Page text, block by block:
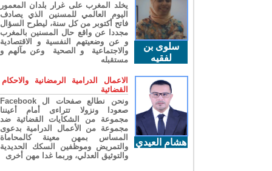
سلوى بن
لفقيه
يخلد المغرب على غرار بلدان المعمور
اليوم العالمي للمسنين الذي يصادف
فاتح أكتوبر من كل سنة، ليطرح السؤال
مجددا عن واقع حال المسنين بالمغرب
و عن وضعيتهم النفسية و الاقتصادية
والاجتماعية و الصحية وعن مآلهم و
مستقبله
هشام العيدي
الاعمال الدرامية الرمضانية والاحكام
القضائية
ونحن نطالع صفحات ال Facebook
صعودا ونزولا تتراءى أمام أعيننا
مجموعة من الشكايات القضائية ضد
مجموعة من الأعمال الدرامية بدعوى
المساس بمهن معينة كالمحاماة
والتمريض وموظفين السكك الحديدية
والتوثيق العدلي، وربما غدا مهن أخرى